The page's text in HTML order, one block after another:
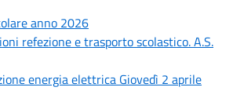
anno 2026
refezione e trasporto scolastico. A.S.
energia elettrica Giovedì 2 aprile